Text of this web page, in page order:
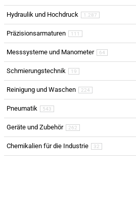
Hydraulik und Hochdruck 1.287
Präzisionsarmaturen 111
Messsysteme und Manometer 64
Schmierungstechnik 19
Reinigung und Waschen 224
Pneumatik 543
Geräte und Zubehör 262
Chemikalien für die Industrie 32